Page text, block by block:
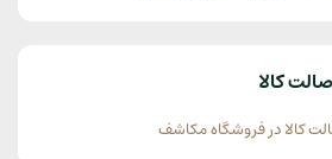
کالا
کالا در فروشگاه مکاشف